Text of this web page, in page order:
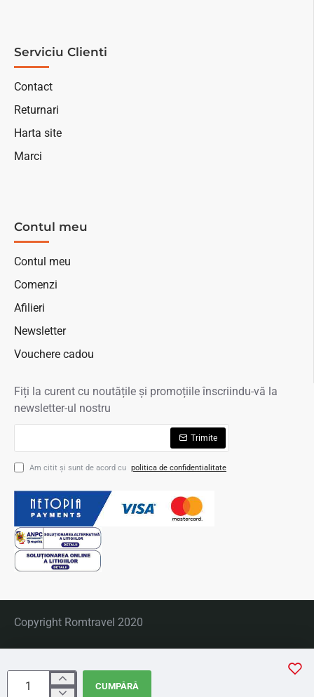
CUMPĂRĂ
Serviciu Clienti
Contact
Returnari
Harta site
Marci
Contul meu
Contul meu
Comenzi
Afilieri
Newsletter
Vouchere cadou
Fiți la curent cu noutățile și promoțiile înscriindu-vă la
newsletter-ul nostru
Trimite
Am citit şi sunt de acord cu politica de confidentialitate
Copyright Romtravel 2020